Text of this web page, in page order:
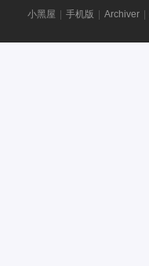
小黑屋 手机版 Archiver